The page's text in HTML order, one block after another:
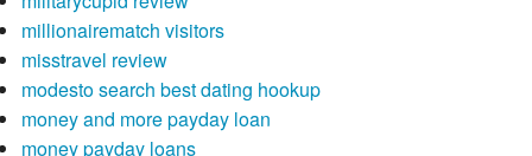
millionairematch visitors
misstravel review
modesto search best dating hookup
money and more payday loan
money payday loans